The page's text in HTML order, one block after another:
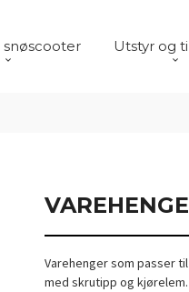
snøscooter Utstyr og
Varehenger som passer
med skrutipp og